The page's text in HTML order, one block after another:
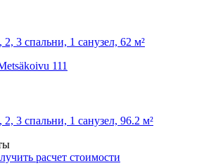
2, 3 спальни, 1 санузел, 62 м²
2, 3 спальни, 1 санузел, 96.2 м²
расчет стоимости